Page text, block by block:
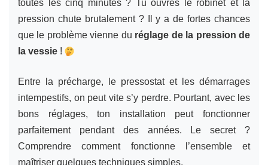
toutes les cinq minutes ? Tu ouvres le robinet et la
pression chute brutalement ? Il y a de fortes chances
que le problème vienne du réglage de la pression de
la vessie !
Entre la précharge, le pressostat et les démarrages
intempestifs, on peut vite s’y perdre. Pourtant, avec les
bons réglages, ton installation peut fonctionner
parfaitement pendant des années. Le secret ?
Comprendre comment fonctionne l’ensemble et
maîtriser quelques techniques simples.